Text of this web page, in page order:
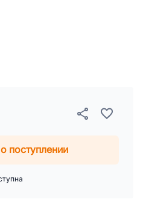
поступлении